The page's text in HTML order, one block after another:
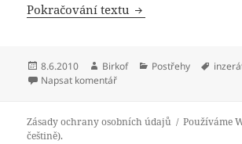
Pokračování textu Žádné skryté
Publikováno:
8.6.2010 Autor:
Birkof Rubriky:
Postřehy Štítky:
Napsat komentářpro text s názvem Žádné
Zásady ochrany osobních údajů
Používáme
češtině).